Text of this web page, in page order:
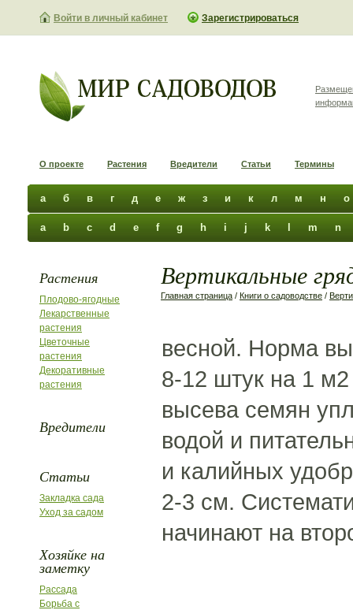
Войти в личный кабинет Зарегистрироваться
О проекте Растения Вредители Статьи Термины
а б в г д е ж з и к л м н о
a b c d e f g h i j k m n
Растения
Плодово-ягодные
Лекарственные
растения
Цветочные
растения
Декоративные
растения
Вредители
Статьи
Закладка сада
Уход за садом
Хозяйке на
заметку
Рассада
Борьба с
Вертикальные
Главная страница / Книги о садоводстве /
весной. Норма
8-12 штук на 1
высева семян
водой и
и калийных
2-3 см.
начинают на